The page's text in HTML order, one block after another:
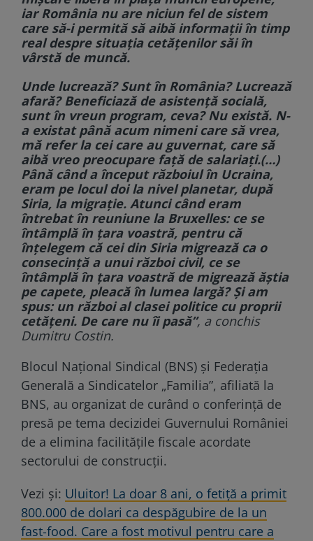
iar România nu are niciun fel de sistem
care să-i permită să aibă informaţii în timp
real despre situaţia cetăţenilor săi în
vârstă de muncă.
Unde lucrează? Sunt în România? Lucrează
afară? Beneficiază de asistenţă socială,
sunt în vreun program, ceva? Nu există. N-
a existat până acum nimeni care să vrea,
mă refer la cei care au guvernat, care să
aibă vreo preocupare faţă de salariaţi.(…)
Până când a început războiul în Ucraina,
eram pe locul doi la nivel planetar, după
Siria, la migraţie. Atunci când eram
întrebat în reuniune la Bruxelles: ce se
întâmplă în ţara voastră, pentru că
înţelegem că cei din Siria migrează ca o
consecinţă a unui război civil, ce se
întâmplă în ţara voastră de migrează ăştia
pe capete, pleacă în lumea largă? Şi am
spus: un război al clasei politice cu proprii
cetăţeni. De care nu îi pasă”, a conchis
Dumitru Costin.
Blocul Naţional Sindical (BNS) şi Federaţia
Generală a Sindicatelor „Familia”, afiliată la
BNS, au organizat de curând o conferinţă de
presă pe tema decizidei Guvernului României
de a elimina facilităţile fiscale acordate
sectorului de construcţii.
Vezi și: Uluitor! La doar 8 ani, o fetiță a primit
800.000 de dolari ca despăgubire de la un
fast-food. Care a fost motivul pentru care a